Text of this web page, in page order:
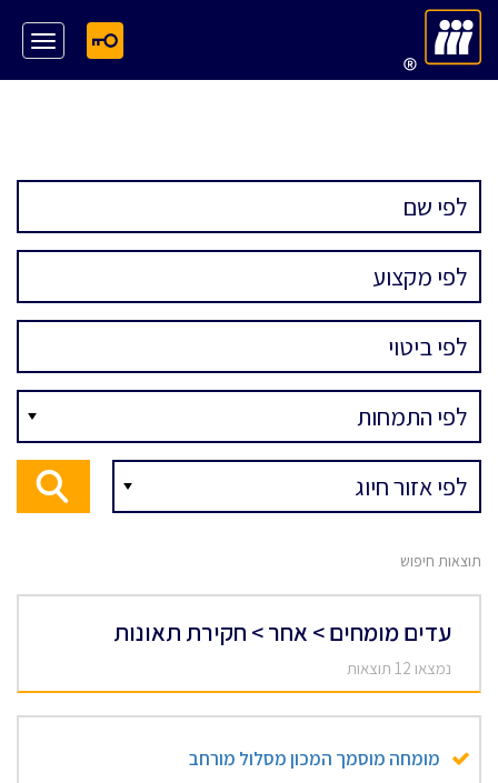
תוצאות חיפוש
עדים מומחים > אחר > חקירת תאונות
נמצאו 12 תוצאות
מומחה מוסמך המכון מסלול מורחב